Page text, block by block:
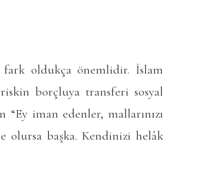
fark oldukça önemlidir. İslam
borçluya transferi sosyal
iman edenler, mallarınızı
olursa başka. Kendinizi helâk